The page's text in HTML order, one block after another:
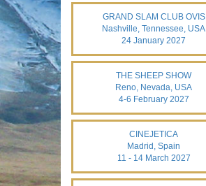
GRAND SLAM CLUB OVIS
Nashville, Tennessee, USA
24 January 2027
THE SHEEP SHOW
Reno, Nevada, USA
4-6 February 2027
CINEJETICA
Madrid, Spain
11 - 14 March 2027